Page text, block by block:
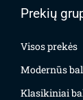
Prekių
Visos prekės
Modernūs
Klasikiniai